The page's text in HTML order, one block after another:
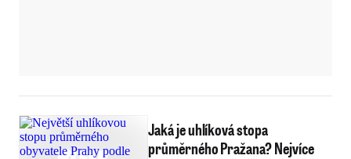
Jaká je uhlíková stopa
průměrného Pražana? Nejvíce